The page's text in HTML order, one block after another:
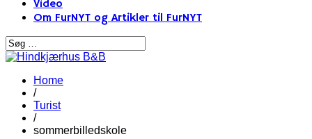
Video
Om FurNYT og Artikler til FurNYT
Home
/
Turist
/
sommerbilledskole